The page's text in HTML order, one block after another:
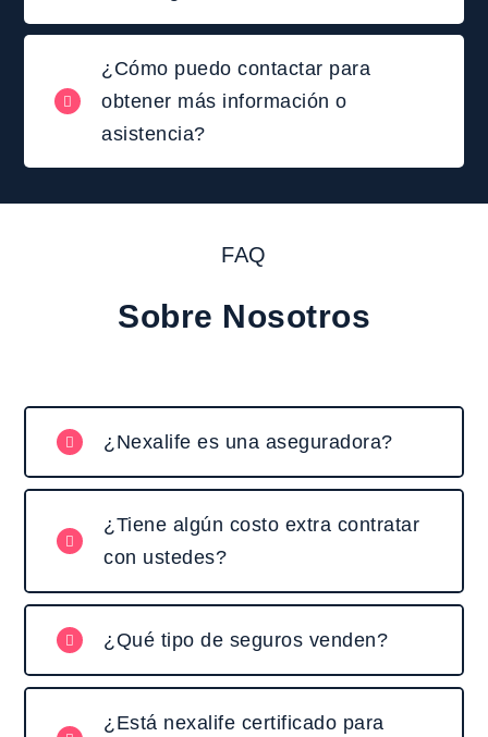
¿Cómo puedo contactar para
obtener más información o
asistencia?
FAQ
Sobre Nosotros
¿Nexalife es una aseguradora?
¿Tiene algún costo extra contratar
con ustedes?
¿Qué tipo de seguros venden?
¿Está nexalife certificado para